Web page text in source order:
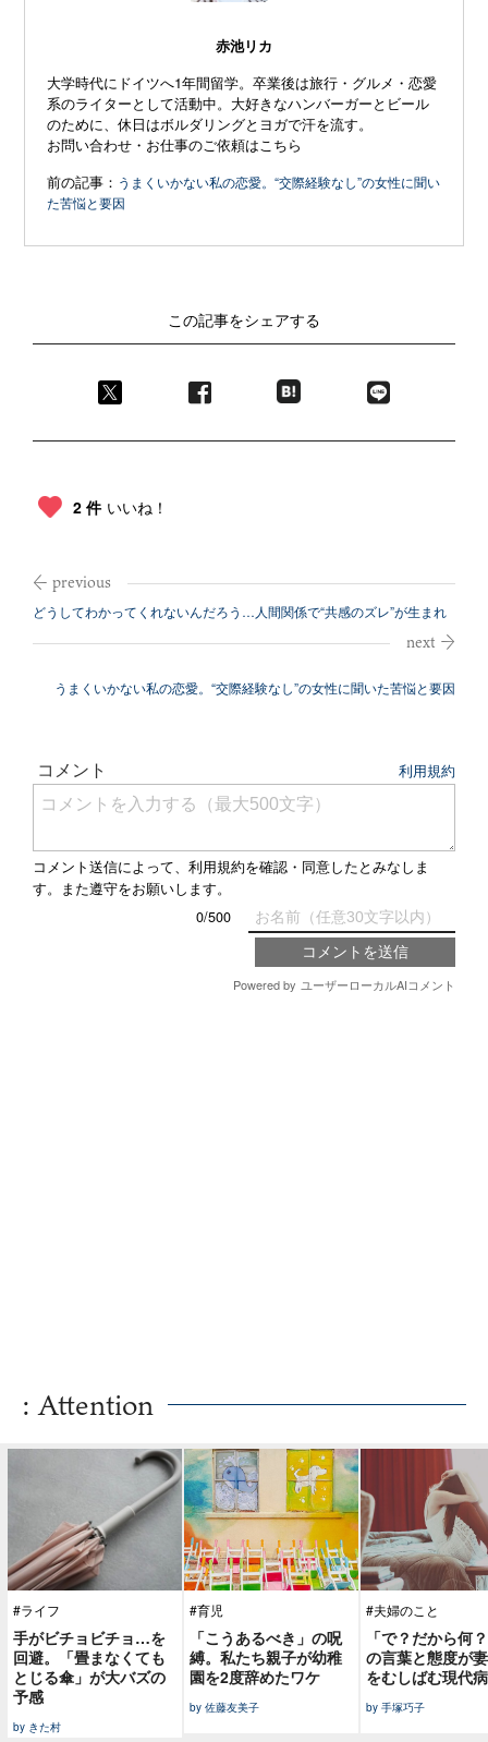
赤池リカ
大学時代にドイツへ1年間留学。卒業後は旅行・グルメ・恋愛
系のライターとして活動中。大好きなハンバーガーとビール
のために、休日はボルダリングとヨガで汗を流す。
お問い合わせ・お仕事のご依頼はこちら
前の記事： うまくいかない私の恋愛。“交際経験なし”の女性に聞い
た苦悩と要因
この記事をシェアする
2 件 いいね！
どうしてわかってくれないんだろう…人間関係で“共感のズレ”が生まれ
うまくいかない私の恋愛。“交際経験なし”の女性に聞いた苦悩と要因
: Attention
#ライフ
手がビチョビチョ…を
回避。「畳まなくても
とじる傘」が大バズの
予感
by きた村
#育児
「こうあるべき」の呪
縛。私たち親子が幼稚
園を2度辞めたワケ
by 佐藤友美子
#夫婦のこと
「で？だから何
の言葉と態度が
をむしばむ現代病
by 手塚巧子